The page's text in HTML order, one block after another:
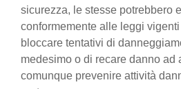
sicurezza, le stesse potrebbero
conformemente alle leggi
bloccare tentativi di
medesimo o di recare danno ad
comunque prevenire attività